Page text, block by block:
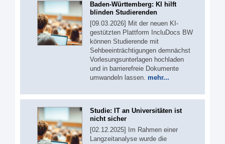
Baden-Württemberg: KI hilft
blinden Studierenden
[09.03.2026] Mit der neuen KI-
gestützten Plattform IncluDocs BW
können Studierende mit
Sehbeeinträchtigungen demnächst
Vorlesungsunterlagen hochladen
und in barrierefreie Dokumente
umwandeln lassen. mehr...
Studie: IT an Universitäten ist
nicht sicher
[02.12.2025] Im Rahmen einer
Langzeitanalyse wurde die